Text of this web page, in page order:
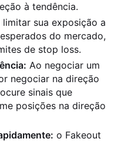
à tendência.
limitar sua exposição a
do mercado,
de stop loss.
Ao negociar um
negociar na direção
sinais que
posições na direção
o Fakeout